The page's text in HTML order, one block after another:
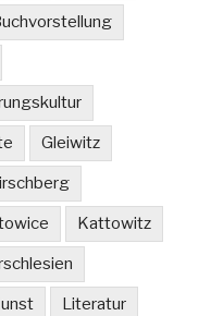
Gleiwitz
Kattowitz
Literatur